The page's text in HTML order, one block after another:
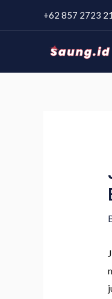
+62 857 2723